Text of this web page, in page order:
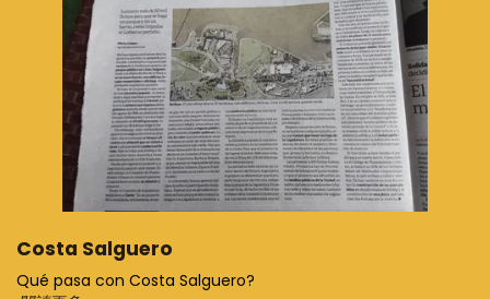
Costa Salguero
Qué pasa con Costa Salguero?